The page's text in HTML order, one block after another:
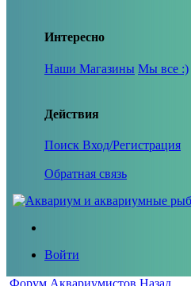
Интересно
Наши Магазины Мы все :)
Действия
Поиск Вход/Регистрация
Обратная связь
Войти
Форум Аквариумистов Назад